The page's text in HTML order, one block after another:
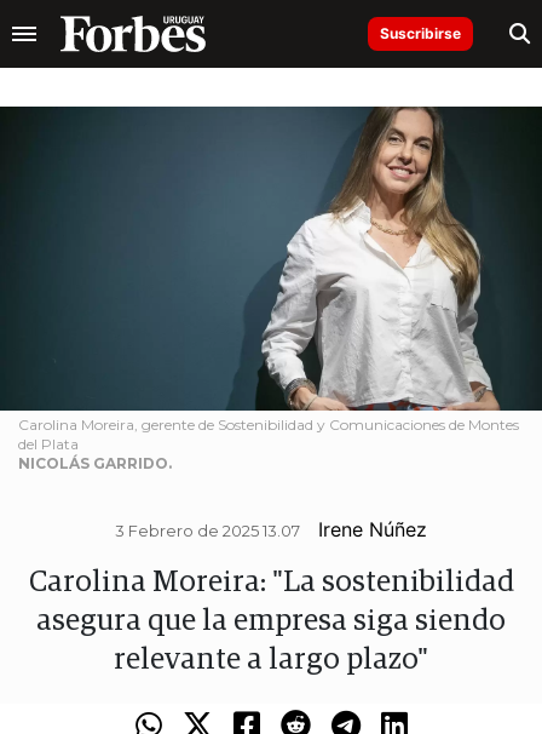
Suscribirse
Carolina Moreira, gerente de Sostenibilidad y Comunicaciones de Montes
del Plata
NICOLÁS GARRIDO.
3 Febrero de 2025 13.07 Irene Núñez
Carolina Moreira: "La sostenibilidad
asegura que la empresa siga siendo
relevante a largo plazo"